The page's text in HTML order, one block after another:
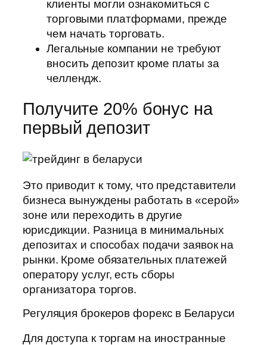
клиенты могли ознакомиться с
торговыми платформами, прежде
чем начать торговать.
Легальные компании не требуют
вносить депозит кроме платы за
челлендж.
Получите 20% бонус на
первый депозит
Это приводит к тому, что представители
бизнеса вынуждены работать в «серой»
зоне или переходить в другие
юрисдикции. Разница в минимальных
депозитах и способах подачи заявок на
рынки. Кроме обязательных платежей
оператору услуг, есть сборы
организатора торгов.
Регуляция брокеров форекс в Беларуси
Для доступа к торгам на иностранные